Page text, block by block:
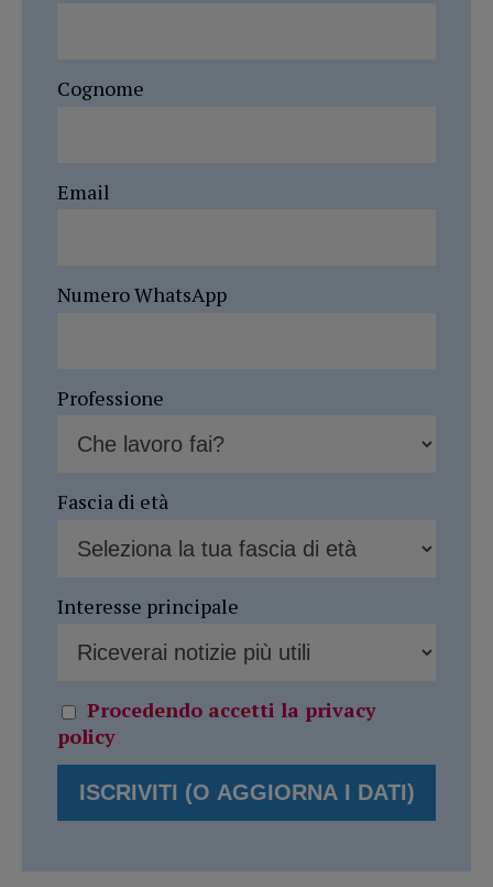
Cognome
Email
Numero WhatsApp
Professione
Fascia di età
Interesse principale
Procedendo accetti la privacy
policy